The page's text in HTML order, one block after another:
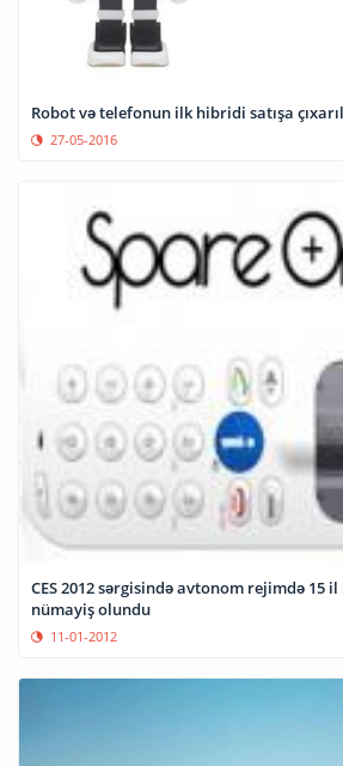
Robot və telefonun ilk hibridi satışa
27-05-2016
CES 2012 sərgisində avtonom rejimdə 15
nümayiş olundu
11-01-2012